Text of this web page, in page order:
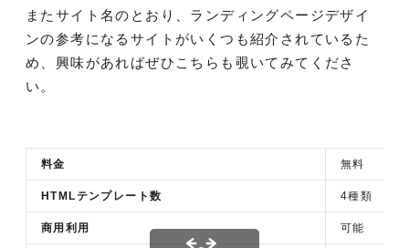
またサイト名のとおり、ランディングページデザイ
ンの参考になるサイトがいくつも紹介されているた
め、興味があればぜひこちらも覗いてみてくださ
い。
料金 無料
HTMLテンプレート数 4種類
商用利用 可能